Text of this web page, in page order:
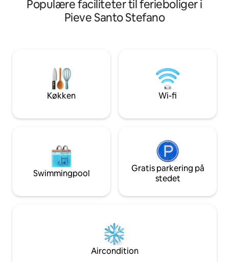
din afslapning og komfort Villa Senaia er
et stort hus med træbjælker, i en smuk
toscansk vin og lytte til cikader og
fårekyllinger
og udstyret med
Ventilatorer i værelserne
til 4 personer.
Populære faciliteter til ferieboliger i
Pieve Santo Stefano
Køkken Wi-fi
Swimmingpool
Gratis parkering på
stedet
Aircondition